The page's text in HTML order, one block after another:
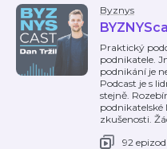
Byznys
Praktický
podnikatele.
podnikání je
Podcast je s
stejně.
podnikatelské
zkušenosti.
92 epizod